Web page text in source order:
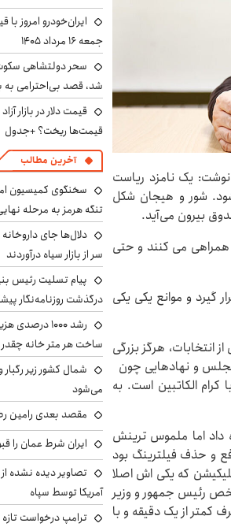
نوشت: یک نامزد ریاست
شور و هیجان شکل
بیرون می‌آید.
همراهی می کنند و حتی
گیرد و موانع یکی یکی
انتخابات، هرگز بزرگی
و نهادهایی چون
الکاتبین است. به
داد اما ملموس ترینش
و حذف فیلترینگ بود
که یکی اش اصلا
رئیس جمهور و وزیر
کمتر از یک دقیقه و با
ایران‌خودرو امروز
جمعه ۱۶ مرداد ۱۴۰۵
سحر دولتشاهی
شد، قصد بی‌احترامی به
قیمت‌ها ریخت؟ +جدول
آخرین مطالب
سخنگوی کمیسیون
تنگه هرمز به مرحله
دلال‌ها جای
سر از بازار سیاه درآوردند
پیام تسلیت رئیس
درگذشت روزنامه‌نگار
رشد ۱۰۰۰
ساخت هر متر خانه
شمال کشور زیر
می‌شود
مقصد بعدی رامین
ایران شرط عمان را
تصاویر دیده نشده
آمریکا توسط سپاه
ترامپ درخواست تازه